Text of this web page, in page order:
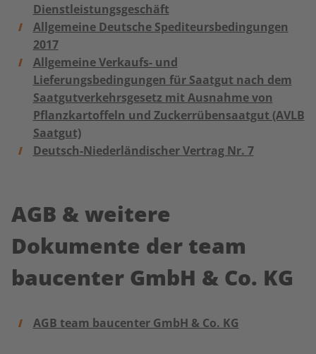
Dienstleistungsgeschäft
Allgemeine Deutsche Spediteursbedingungen
2017
Allgemeine Verkaufs- und
Lieferungsbedingungen für Saatgut nach dem
Saatgutverkehrsgesetz mit Ausnahme von
Pflanzkartoffeln und Zuckerrübensaatgut (AVLB
Saatgut)
Deutsch-Niederländischer Vertrag Nr. 7
AGB & weitere
Dokumente der team
baucenter GmbH & Co. KG
AGB team baucenter GmbH & Co. KG